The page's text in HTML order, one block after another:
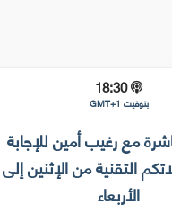
18:30
بتوقيت GMT+1
مع رغيب أمين للإجابة
التقنية من الإثنين إلى
الأربعاء